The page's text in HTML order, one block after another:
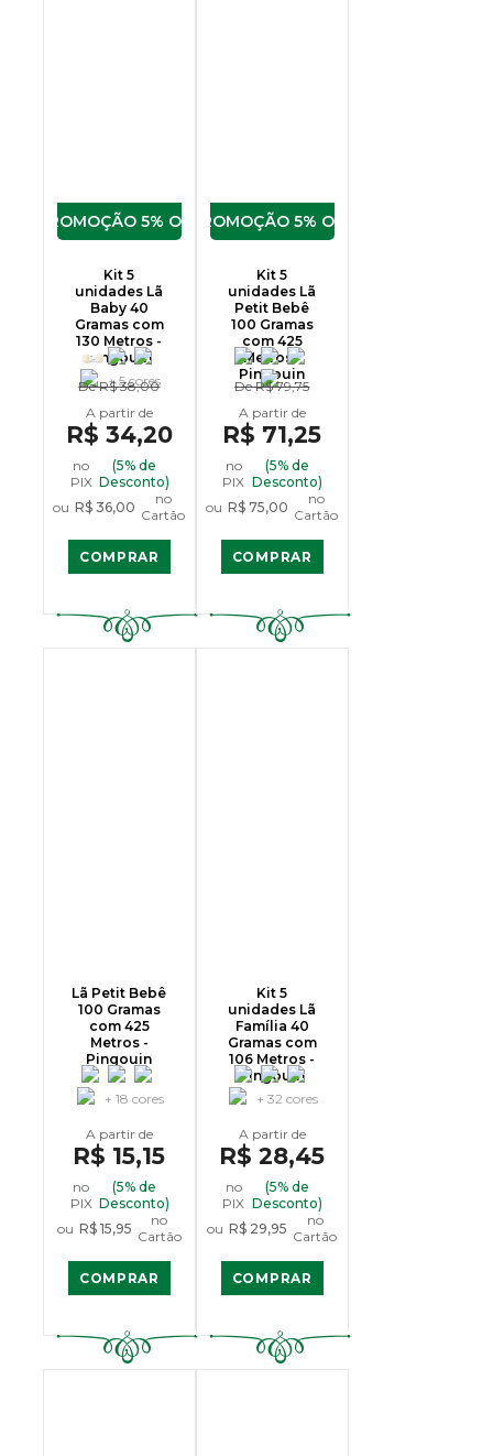
5% OFF
Kit 5
unidades Lã
Baby 40
Gramas com
130 Metros -
Pingouin
+ 5 cores
DeR$ 38,00
R$ 34,20
no
PIX
(5% de
Desconto)
ou R$ 36,00
no
Cartão
COMPRAR
5% OFF
Kit 5
unidades Lã
Petit Bebê
100 Gramas
com 425
Metros -
Pingouin
DeR$ 79,75
R$ 71,25
no
PIX
(5% de
Desconto)
ou R$ 75,00
no
Cartão
COMPRAR
Lã Petit Bebê
100 Gramas
com 425
Metros -
Pingouin
+ 18 cores
R$ 15,15
no
PIX
(5% de
Desconto)
ou R$ 15,95
no
Cartão
COMPRAR
Kit 5
unidades Lã
Família 40
Gramas com
106 Metros -
Pingouin
+ 32 cores
R$ 28,45
no
PIX
(5% de
Desconto)
ou R$ 29,95
no
Cartão
COMPRAR